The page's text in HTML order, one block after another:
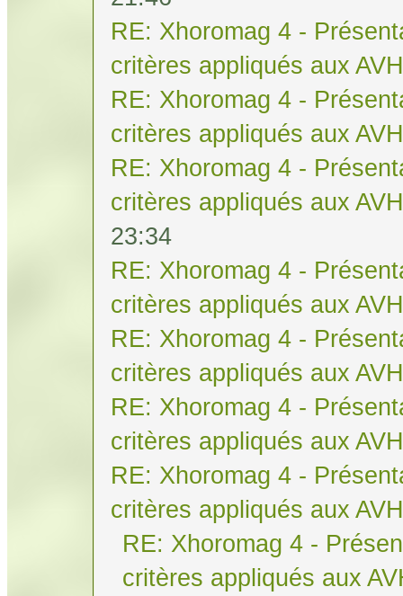
RE: Xhoromag 4 -
critères appliqués aux AVH
RE: Xhoromag 4 -
critères appliqués aux AVH
RE: Xhoromag 4 -
critères appliqués aux AVH
23:34
RE: Xhoromag 4 -
critères appliqués aux AVH
RE: Xhoromag 4 -
critères appliqués aux AVH
RE: Xhoromag 4 -
critères appliqués aux AVH
RE: Xhoromag 4 -
critères appliqués aux AVH
RE: Xhoromag 4 -
critères appliqués aux